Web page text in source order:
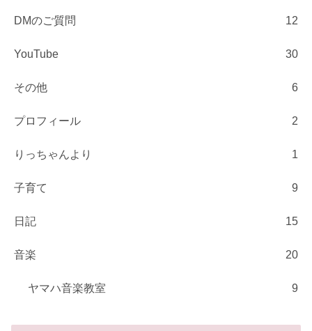
DMのご質問 12
YouTube 30
その他 6
プロフィール 2
りっちゃんより 1
子育て 9
日記 15
音楽 20
ヤマハ音楽教室 9